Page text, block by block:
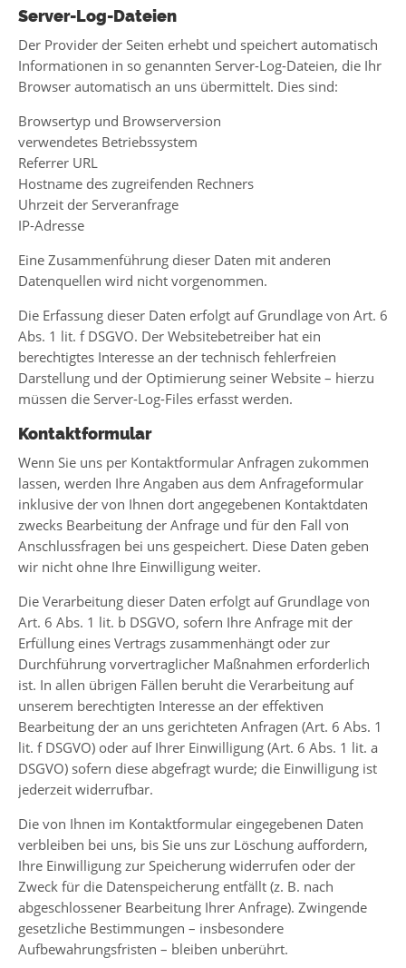
Server-Log-Dateien
Der Provider der Seiten erhebt und speichert automatisch
Informationen in so genannten Server-Log-Dateien, die Ihr
Browser automatisch an uns übermittelt. Dies sind:
Browsertyp und Browserversion
verwendetes Betriebssystem
Referrer URL
Hostname des zugreifenden Rechners
Uhrzeit der Serveranfrage
IP-Adresse
Eine Zusammenführung dieser Daten mit anderen
Datenquellen wird nicht vorgenommen.
Die Erfassung dieser Daten erfolgt auf Grundlage von Art. 6
Abs. 1 lit. f DSGVO. Der Websitebetreiber hat ein
berechtigtes Interesse an der technisch fehlerfreien
Darstellung und der Optimierung seiner Website – hierzu
müssen die Server-Log-Files erfasst werden.
Kontaktformular
Wenn Sie uns per Kontaktformular Anfragen zukommen
lassen, werden Ihre Angaben aus dem Anfrageformular
inklusive der von Ihnen dort angegebenen Kontaktdaten
zwecks Bearbeitung der Anfrage und für den Fall von
Anschlussfragen bei uns gespeichert. Diese Daten geben
wir nicht ohne Ihre Einwilligung weiter.
Die Verarbeitung dieser Daten erfolgt auf Grundlage von
Art. 6 Abs. 1 lit. b DSGVO, sofern Ihre Anfrage mit der
Erfüllung eines Vertrags zusammenhängt oder zur
Durchführung vorvertraglicher Maßnahmen erforderlich
ist. In allen übrigen Fällen beruht die Verarbeitung auf
unserem berechtigten Interesse an der effektiven
Bearbeitung der an uns gerichteten Anfragen (Art. 6 Abs. 1
lit. f DSGVO) oder auf Ihrer Einwilligung (Art. 6 Abs. 1 lit. a
DSGVO) sofern diese abgefragt wurde; die Einwilligung ist
jederzeit widerrufbar.
Die von Ihnen im Kontaktformular eingegebenen Daten
verbleiben bei uns, bis Sie uns zur Löschung auffordern,
Ihre Einwilligung zur Speicherung widerrufen oder der
Zweck für die Datenspeicherung entfällt (z. B. nach
abgeschlossener Bearbeitung Ihrer Anfrage). Zwingende
gesetzliche Bestimmungen – insbesondere
Aufbewahrungsfristen – bleiben unberührt.